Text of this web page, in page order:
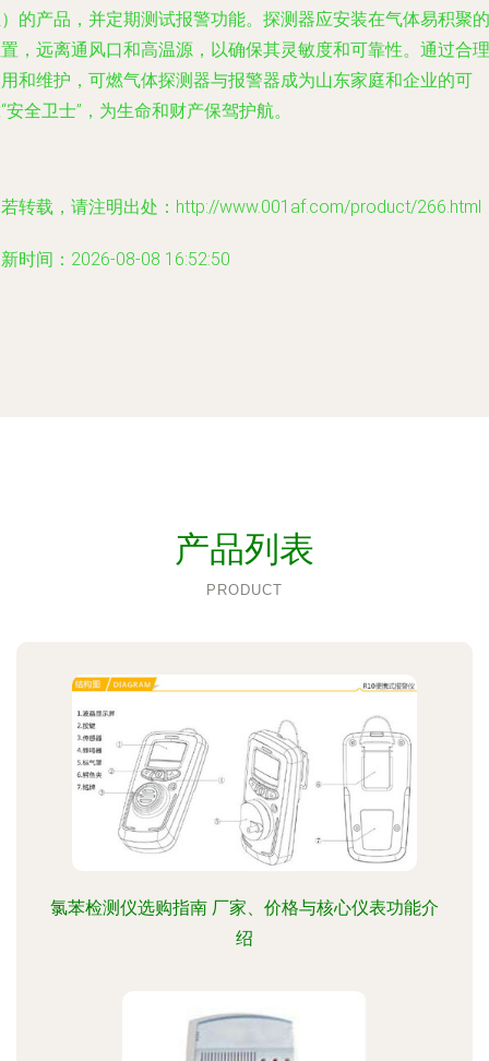
的产品，并定期测试报警功能。探测器应安装在气体易积聚的
，远离通风口和高温源，以确保其灵敏度和可靠性。通过合理
和维护，可燃气体探测器与报警器成为山东家庭和企业的可
安全卫士”，为生命和财产保驾护航。
转载，请注明出处：http://www.001af.com/product/266.html
时间：2026-08-08 16:52:50
产品列表
PRODUCT
氯苯检测仪选购指南 厂家、价格与核心仪表功能介
绍